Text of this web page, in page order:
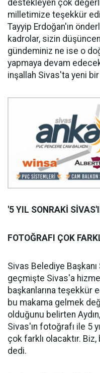
destekleyen çok
milletimize teşekkür
Tayyip Erdoğan'ın
kadrolar, sizin
gündeminiz ne ise o
yapmaya devam
inşallah Sivas'ta yeni
'5 YIL SONRAKİ
FOTOĞRAFI ÇOK
Sivas Belediye
geçmişte Sivas'a
başkanlarına teşekkür
bu makama gelmek
olduğunu belirten
Sivas'ın fotoğrafı ile 5
çok farklı olacaktır.
dedi.